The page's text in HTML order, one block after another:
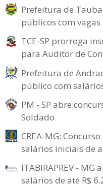
Prefeitura de
públicos com
TCE-SP prorroga
para Auditor de
Prefeitura de
público com
PM - SP abre
Soldado
CREA-MG:
salários iniciais de
ITABIRAPREV -
salários de até R$